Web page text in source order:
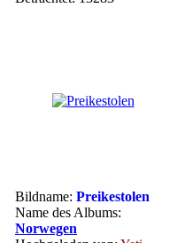
Bildname: Preikestolen
Name des Albums:
Norwegen